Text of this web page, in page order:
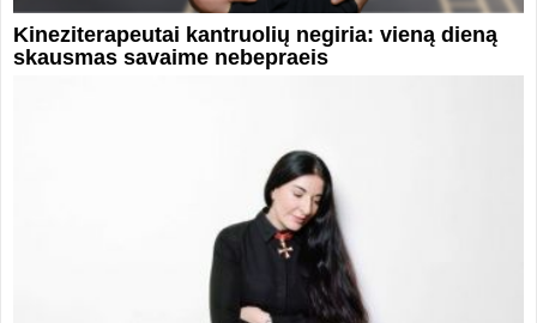
Kineziterapeutai kantruolių negiria: vieną dieną
skausmas savaime nebepraeis